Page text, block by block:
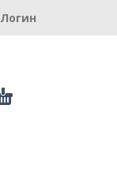
Логин